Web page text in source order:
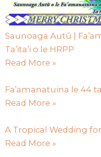
Saunoaga Autū |
Ta’ita’i o le HRPP
Read More »
Fa’amanatuina le 44
Read More »
A Tropical Wedding
Read More »